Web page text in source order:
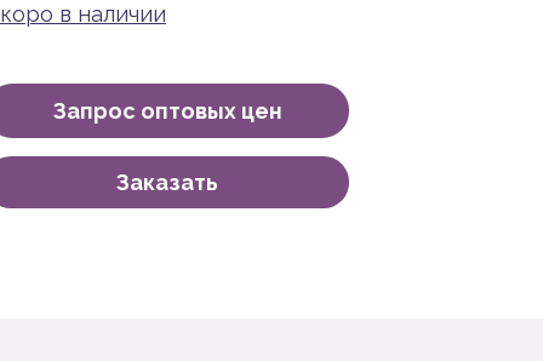
в наличии
Запрос оптовых цен
Заказать